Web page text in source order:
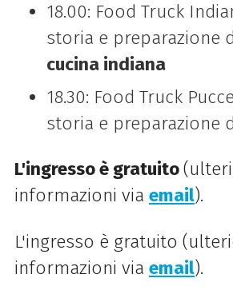
18.00: Food Truck
storia e preparazione
cucina indiana
18.30: Food Truck
storia e preparazione
L'ingresso è gratuito
informazioni via email).
L'ingresso è gratuito
informazioni via email).